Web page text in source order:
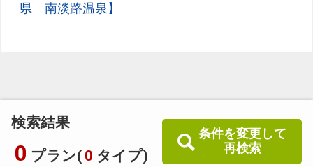
検索結果
0 プラン( 0 タイプ)
条件を変更して
再検索
県 南淡路温泉】